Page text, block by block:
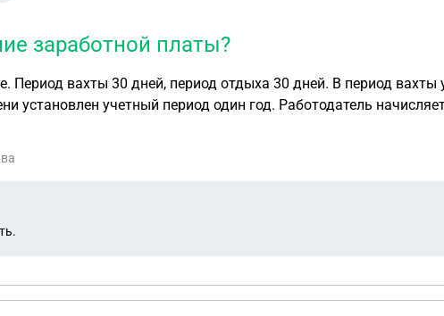
заработной платы?
вахты 30 дней, период отдыха 30 дней. В период вахты
установлен учетный период один год. Работодатель
нормальной продолжительности рабочего времени ( т.е. за 8
и северной надбавки. Правомерно ли такое начисление